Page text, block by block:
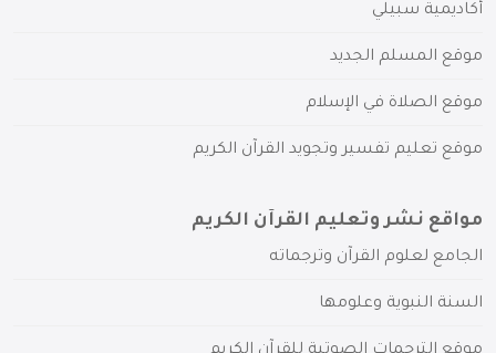
أكاديمية سبيلي
موقع المسلم الجديد
موقع الصلاة في الإسلام
موقع تعليم تفسير وتجويد القرآن الكريم
مواقع نشر وتعليم القرآن الكريم
الجامع لعلوم القرآن وترجماته
السنة النبوية وعلومها